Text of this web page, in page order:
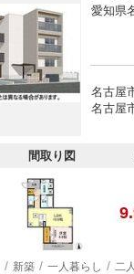
愛知県
名古屋
名古屋
間取り図
新築 一人暮らし 二